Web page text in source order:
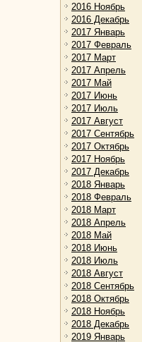
2016 Ноябрь
2016 Декабрь
2017 Январь
2017 Февраль
2017 Март
2017 Апрель
2017 Май
2017 Июнь
2017 Июль
2017 Август
2017 Сентябрь
2017 Октябрь
2017 Ноябрь
2017 Декабрь
2018 Январь
2018 Февраль
2018 Март
2018 Апрель
2018 Май
2018 Июнь
2018 Июль
2018 Август
2018 Сентябрь
2018 Октябрь
2018 Ноябрь
2018 Декабрь
2019 Январь